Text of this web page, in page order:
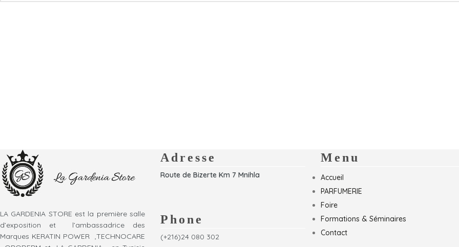
LA GARDENIA STORE est la première salle
d’exposition et l’ambassadrice des
Marques KERATIN POWER ,TECHNOCARE
Adresse
Route de Bizerte Km 7 Mnihla
Phone
(+216)24 080 302
Menu
Accueil
PARFUMERIE
Foire
Formations & Séminaires
Contact